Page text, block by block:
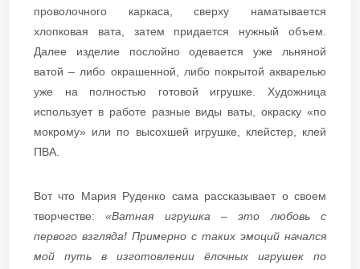
проволочного каркаса, сверху наматывается
хлопковая вата, затем придается нужный объем.
Далее изделие послойно одевается уже льняной
ватой – либо окрашенной, либо покрытой акварелью
уже на полностью готовой игрушке. Художница
использует в работе разные виды ваты, окраску «по
мокрому» или по высохшей игрушке, клейстер, клей
ПВА.
Вот что Мария Руденко сама рассказывает о своем
творчестве:«Ватная игрушка – это любовь с
первого взгляда! Примерно с таких эмоций начался
мой путь в изготовлении ёлочных игрушек по